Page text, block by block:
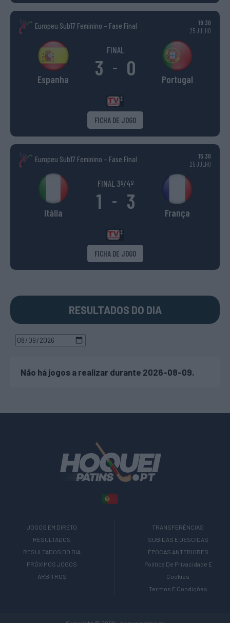
Europeu Sub17 Feminino – Fase Final
19:30
25 JULHO
Espanha
FINAL
3 - 0 Portugal
FICHA DE JOGO
Europeu Sub17 Feminino – Fase Final
15:30
25 JULHO
Itália
FINAL 3º/4º
1 - 3 França
FICHA DE JOGO
RESULTADOS DO DIA
Não há jogos a realizar durante 2026-08-09.
JOGOS EM DIRETO
RESULTADOS
RESULTADOS DO DIA
PRÓXIMOS JOGOS
ÁRBITROS
TRANSFERÊNCIAS
SUBIDAS E DESCIDAS
ÉPOCAS ANTERIORES
Política De Privacidade E
Cookies
Termos E Condições